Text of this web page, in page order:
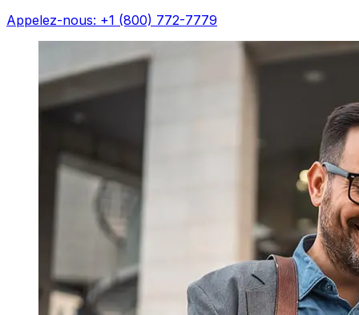
Appelez-nous: +1 (800) 772-7779